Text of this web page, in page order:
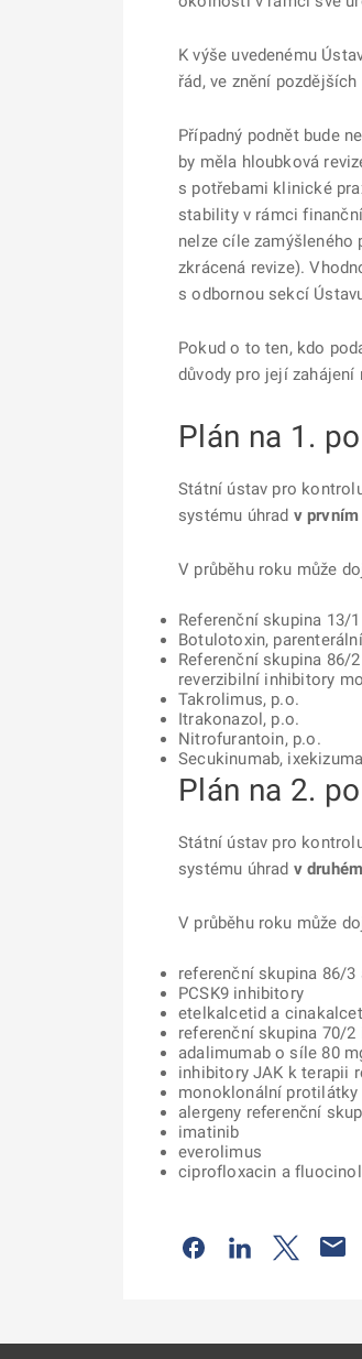
K výše uvedenému
řád, ve znění
Případný podnět bude
by měla hloubková
s potřebami klinické
stability v rámci
nelze cíle zamýšleného
zkrácená revize).
s odbornou sekcí
Pokud o to ten, kdo
důvody pro její zahájení
Plán na 1.
Státní ústav pro
systému úhrad v
V průběhu roku může
Referenční skupina 13/
Botulotoxin, parenterální
Referenční skupina 86/
reverzibilní inhibitory
Takrolimus, p.o.
Itrakonazol, p.o.
Nitrofurantoin, p.o.
Secukinumab,
Plán na 2.
Státní ústav pro
systému úhrad v
V průběhu roku může
referenční skupina 86/3
PCSK9 inhibitory
etelkalcetid a cinakalcet
referenční skupina 70/
adalimumab o síle 80
inhibitory JAK k terapii
monoklonální
alergeny referenční
imatinib
everolimus
ciprofloxacin a
Odkaz se otevře
Odkaz se